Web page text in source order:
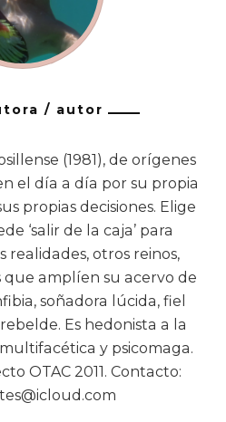
/ autor
(1981), de orígenes
el día a día por su propia
propias decisiones. Elige
‘salir de la caja’ para
otros reinos,
que amplíen su acervo de
soñadora lúcida, fiel
Es hedonista a la
y psicomaga.
OTAC 2011. Contacto: